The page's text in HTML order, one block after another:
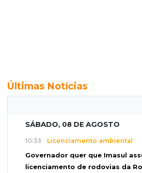
Últimas Notícias
SÁBADO, 08 DE AGOSTO
10:33 Licenciamento ambiental
Governador quer que Imasul
licenciamento de rodovias da